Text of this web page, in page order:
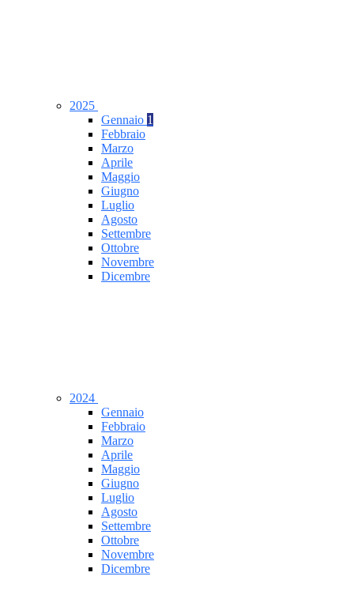
2025
Gennaio 1
Febbraio
Marzo
Aprile
Maggio
Giugno
Luglio
Agosto
Settembre
Ottobre
Novembre
Dicembre
2024
Gennaio
Febbraio
Marzo
Aprile
Maggio
Giugno
Luglio
Agosto
Settembre
Ottobre
Novembre
Dicembre